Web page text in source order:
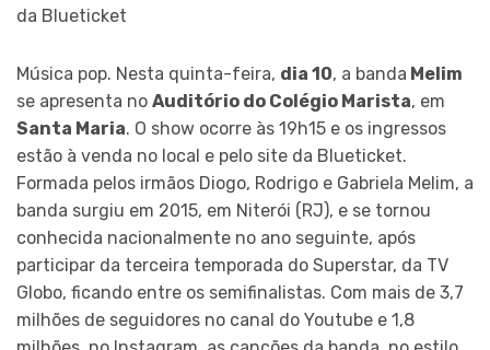
da Blueticket
Música pop. Nesta quinta-feira, dia 10, a banda Melim
se apresenta no Auditório do Colégio Marista, em
Santa Maria. O show ocorre às 19h15 e os ingressos
estão à venda no local e pelo site da Blueticket.
Formada pelos irmãos Diogo, Rodrigo e Gabriela Melim, a
banda surgiu em 2015, em Niterói (RJ), e se tornou
conhecida nacionalmente no ano seguinte, após
participar da terceira temporada do Superstar, da TV
Globo, ficando entre os semifinalistas. Com mais de 3,7
milhões de seguidores no canal do Youtube e 1,8